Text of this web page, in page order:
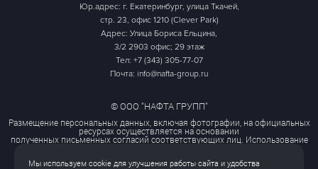
Юр.адрес: г. Екатеринбург, улица Ткачей,
стр. 23, офис 1210 (Clever Park)
Адрес: Улица Бориса Ельцина,
3/2 2903 офис; 29 этаж
Тел: +7 (343) 305-77-07
Почта: info@nafta-group.ru
© ООО "НАФТА ГРУПП"
Размещение персональных данных, включая фотографии, на официальных
ресурсах осуществляется на основании
полученных письменных согласий соответствующих лиц. Использование
этих материалов третьими лицами
Мы используем cookie для улучшения работы сайта и удобства